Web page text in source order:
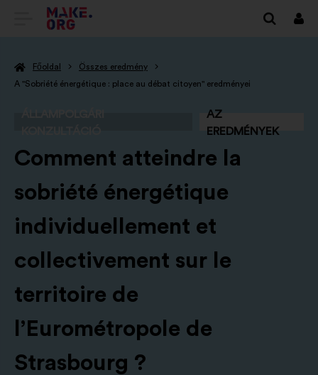
TOVÁBB
MAKE.ORG
Főoldal
Összes eredmény
A "Sobriété énergétique : place au débat citoyen" eredményei
AZ
EREDMÉNYEK
-
Comment atteindre la
sobriété énergétique
individuellement et
collectivement sur le
territoire de
l’Eurométropole de
Strasbourg ?